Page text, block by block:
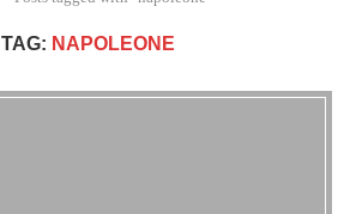
TAG: NAPOLEONE